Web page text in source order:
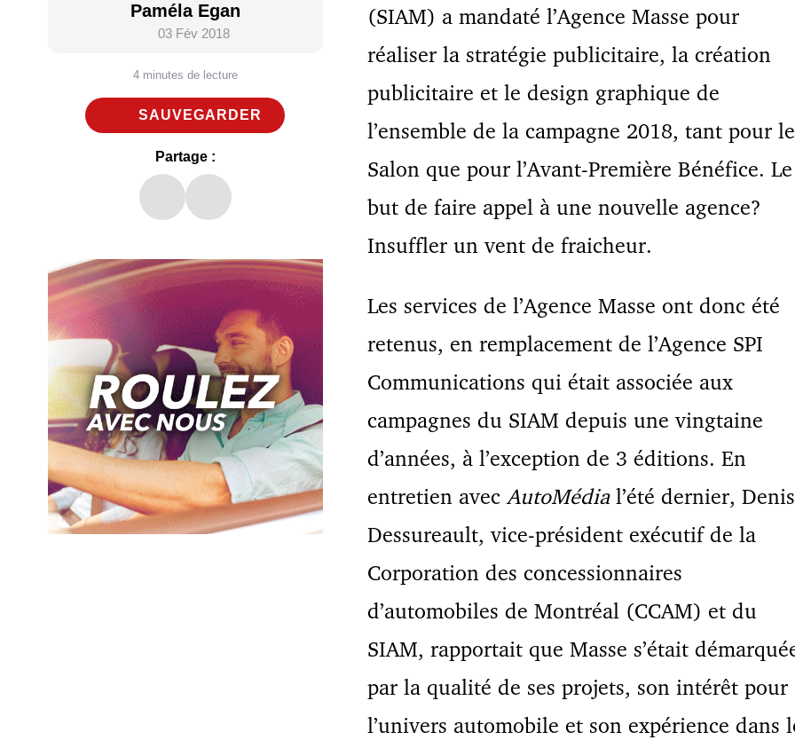
Paméla Egan
03 Fév 2018
4 minutes de lecture
SAUVEGARDER
Partage :
(SIAM) a mandaté l’Agence Masse pour
réaliser la stratégie publicitaire, la création
publicitaire et le design graphique de
l’ensemble de la campagne 2018, tant pour le
Salon que pour l’Avant-Première Bénéfice. Le
but de faire appel à une nouvelle agence?
Insuffler un vent de fraicheur.
Les services de l’Agence Masse ont donc été
retenus, en remplacement de l’Agence SPI
Communications qui était associée aux
campagnes du SIAM depuis une vingtaine
d’années, à l’exception de 3 éditions. En
entretien avec AutoMédial’été dernier, Denis
Dessureault, vice-président exécutif de la
Corporation des concessionnaires
d’automobiles de Montréal (CCAM) et du
SIAM, rapportait que Masse s’était
par la qualité de ses projets, son intérêt pour
l’univers automobile et son expérience dans